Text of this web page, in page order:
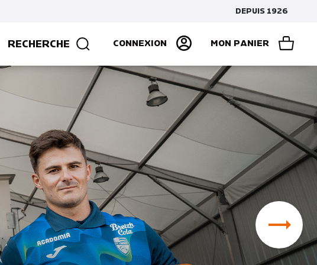
DEPUIS 1926
RECHERCHE CONNEXION MON PANIER
